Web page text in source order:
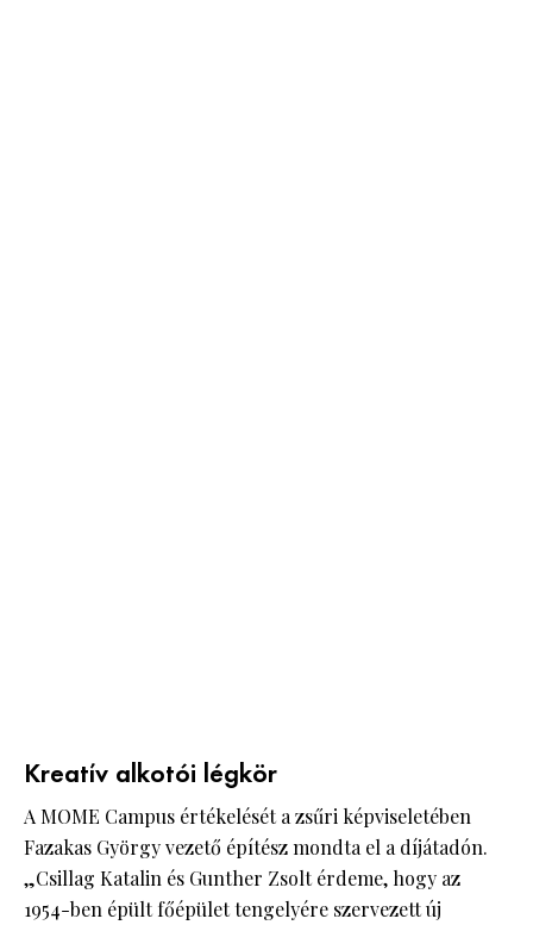
Kreatív alkotói légkör
A MOME Campus értékelését a zsűri képviseletében
Fazakas György vezető építész mondta el a díjátadón.
„Csillag Katalin és Gunther Zsolt érdeme, hogy az
1954-ben épült főépület tengelyére szervezett új